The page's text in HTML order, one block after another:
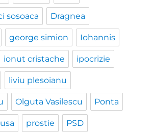
sosoaca Dragnea
george simion Iohannis
ionut cristache ipocrizie
liviu plesoianu
Olguta Vasilescu Ponta
prostie PSD